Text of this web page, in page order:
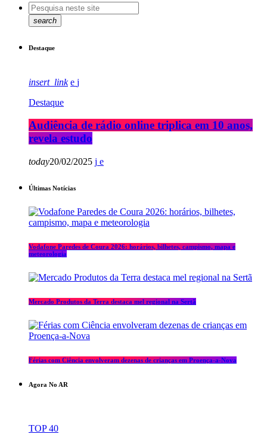
search
Destaque
insert_link
Destaque
Audiência de rádio online triplica em 10 anos,
revela estudo
today20/02/2025
Últimas Notícias
Vodafone Paredes de Coura 2026: horários, bilhetes, campismo, mapa e
meteorologia
Mercado Produtos da Terra destaca mel regional na Sertã
Férias com Ciência envolveram dezenas de crianças em Proença-a-Nova
Agora No AR
TOP 40